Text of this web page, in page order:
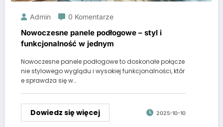
Admin 0 Komentarze
Nowoczesne panele podłogowe – styl i
funkcjonalność w jednym
Nowoczesne panele podłogowe to doskonałe połącze
nie stylowego wyglądu i wysokiej funkcjonalności, któr
e sprawdza się w…
Dowiedz się więcej 2025-10-10